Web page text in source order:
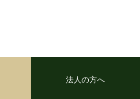
法人の方へ